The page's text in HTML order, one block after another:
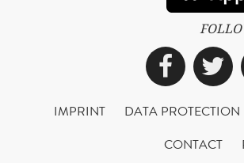
IMPRINT DATA PROTECTION
CONTACT